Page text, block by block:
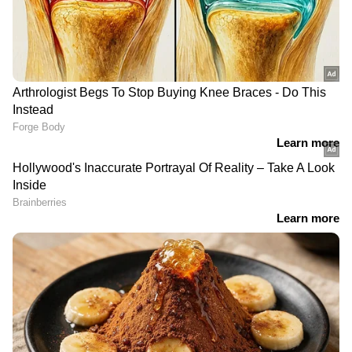
കാലയളവില്‍ നിരവധി ഗ്രൗണ്ട് റിപ്പോര്‍ട്ടുകള്‍, ന്യൂസ്
സ്‌റ്റോറികള്‍, ഫീച്ചറുകള്‍, ലേഖനങ്ങള്‍ തുടങ്ങിയവ
പ്രസിദ്ധീകരിച്ചു. പ്രിന്റ്, വിഷ്വല്‍, ഡിജിറ്റല്‍
മീഡിയകളില്‍ പ്രവര്‍ത്തനപരിചയം. ഇ മെയില്‍:
faseela.vv@asianetnews.in
Follow Us
DOWNLOAD APP